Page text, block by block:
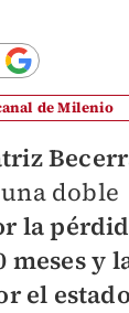
de Milenio
doble
la
meses y
el estado